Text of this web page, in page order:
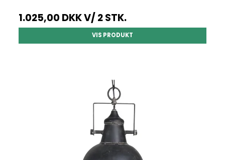
1.025,00 DKKV/ 2 STK.
VIS PRODUKT